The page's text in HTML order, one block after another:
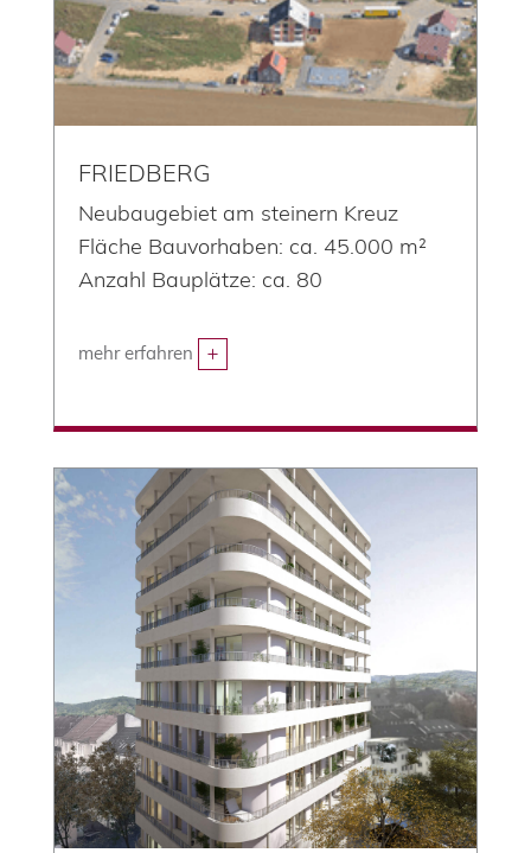
FRIEDBERG
Neubaugebiet am steinern Kreuz
Fläche Bauvorhaben: ca. 45.000 m²
Anzahl Bauplätze: ca. 80
mehr erfahren